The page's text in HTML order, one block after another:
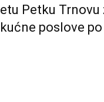
Petku Trnovu
poslove